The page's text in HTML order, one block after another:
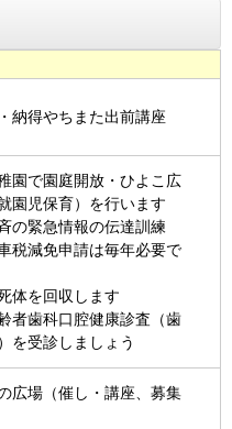
納得やちまた出前講座
園で園庭開放・ひよこ広
園児保育）を行います
の緊急情報の伝達訓練
税減免申請は毎年必要で
体を回収します
者歯科口腔健康診査（歯
を受診しましょう
広場（催し・講座、募集